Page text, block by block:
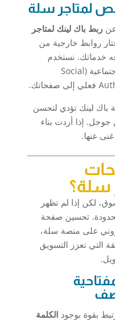
لمتاجر سلة
ربط باك لينك لمتاجر
روابط خارجية من
خدماتك. نستخدم
أسلوبًا طبيعيًا وآمنًا لتوليد الإشارات الاجتماعية (Social
باك لينك تؤدي لتحسن
إذا أردت بناء
عنها.
سلة؟
لكن إذا لم تظهر
تحسين صفحة
على منصة سلة،
التي تعزز التسويق
بقوة بوجود الكلمة